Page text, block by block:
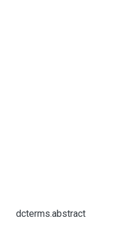
dcterms.abstract